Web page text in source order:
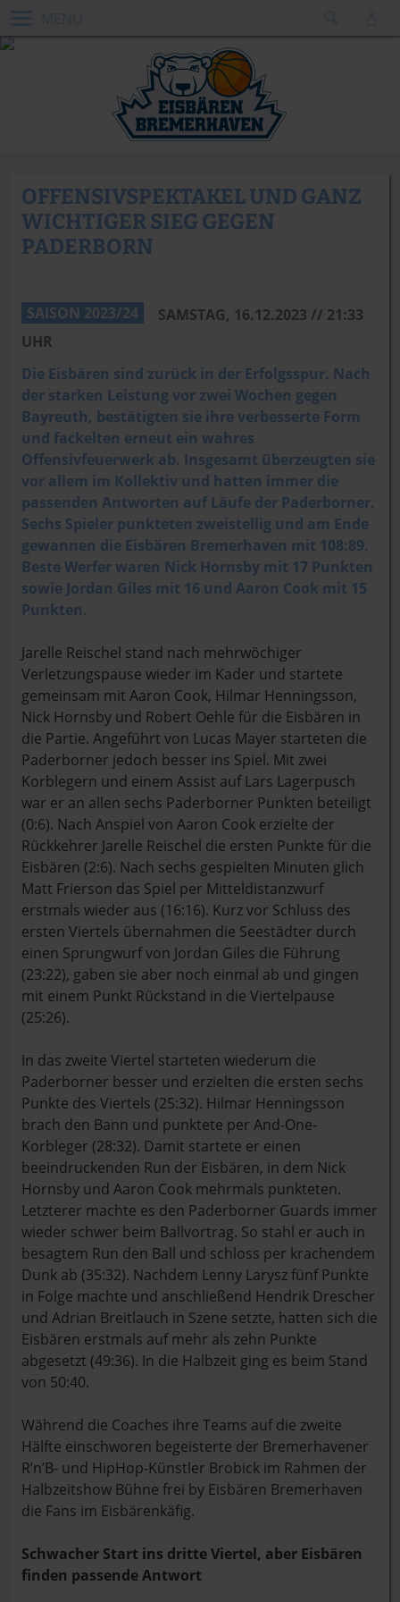
OFFENSIVSPEKTAKEL UND GANZ
WICHTIGER SIEG GEGEN
PADERBORN
SAISON 2023/24
SAMSTAG, 16.12.2023 // 21:33
UHR
Die Eisbären sind zurück in der Erfolgsspur. Nach
der starken Leistung vor zwei Wochen gegen
Bayreuth, bestätigten sie ihre verbesserte Form
und fackelten erneut ein wahres
Offensivfeuerwerk ab. Insgesamt überzeugten sie
vor allem im Kollektiv und hatten immer die
passenden Antworten auf Läufe der Paderborner.
Sechs Spieler punkteten zweistellig und am Ende
gewannen die Eisbären Bremerhaven mit 108:89.
Beste Werfer waren Nick Hornsby mit 17 Punkten
sowie Jordan Giles mit 16 und Aaron Cook mit 15
Punkten.
Jarelle Reischel stand nach mehrwöchiger
Verletzungspause wieder im Kader und startete
gemeinsam mit Aaron Cook, Hilmar Henningsson,
Nick Hornsby und Robert Oehle für die Eisbären in
die Partie. Angeführt von Lucas Mayer starteten die
Paderborner jedoch besser ins Spiel. Mit zwei
Korblegern und einem Assist auf Lars Lagerpusch
war er an allen sechs Paderborner Punkten beteiligt
(0:6). Nach Anspiel von Aaron Cook erzielte der
Rückkehrer Jarelle Reischel die ersten Punkte für die
Eisbären (2:6). Nach sechs gespielten Minuten glich
Matt Frierson das Spiel per Mitteldistanzwurf
erstmals wieder aus (16:16). Kurz vor Schluss des
ersten Viertels übernahmen die Seestädter durch
einen Sprungwurf von Jordan Giles die Führung
(23:22), gaben sie aber noch einmal ab und gingen
mit einem Punkt Rückstand in die Viertelpause
(25:26).
In das zweite Viertel starteten wiederum die
Paderborner besser und erzielten die ersten sechs
Punkte des Viertels (25:32). Hilmar Henningsson
brach den Bann und punktete per And-One-
Korbleger (28:32). Damit startete er einen
beeindruckenden Run der Eisbären, in dem Nick
Hornsby und Aaron Cook mehrmals punkteten.
Letzterer machte es den Paderborner Guards immer
wieder schwer beim Ballvortrag. So stahl er auch in
besagtem Run den Ball und schloss per krachendem
Dunk ab (35:32). Nachdem Lenny Larysz fünf Punkte
in Folge machte und anschließend Hendrik Drescher
und Adrian Breitlauch in Szene setzte, hatten sich die
Eisbären erstmals auf mehr als zehn Punkte
abgesetzt (49:36). In die Halbzeit ging es beim Stand
von 50:40.
Während die Coaches ihre Teams auf die zweite
Hälfte einschworen begeisterte der Bremerhavener
R’n’B- und HipHop-Künstler Brobick im Rahmen der
Halbzeitshow Bühne frei by Eisbären Bremerhaven
die Fans im Eisbärenkäfig.
Schwacher Start ins dritte Viertel, aber Eisbären
finden passende Antwort